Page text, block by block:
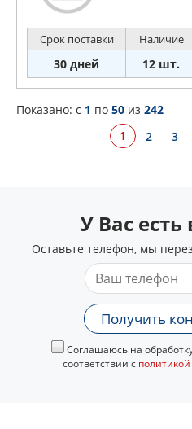
Срок поставки Наличие
30 дней 12 шт.
Показано: c 1 по 50 из 242
1
2 3
У Вас
Оставьте телефон, мы
Получить
Соглашаюсь на
соответствии с